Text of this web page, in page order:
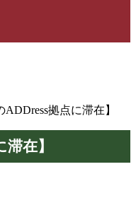
ADDress拠点に滞在】
在】